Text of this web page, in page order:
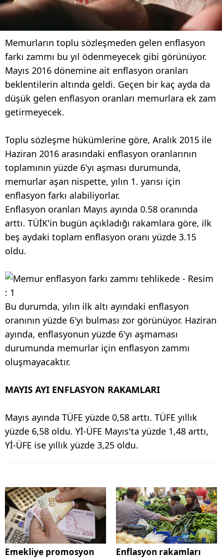
Memurların toplu sözleşmeden gelen enflasyon
farkı zammı bu yıl ödenmeyecek gibi görünüyor.
Mayıs 2016 dönemine ait enflasyon oranları
beklentilerin altında geldi. Geçen bir kaç ayda da
düşük gelen enflasyon oranları memurlara ek zam
getirmeyecek.
Toplu sözleşme hükümlerine göre, Aralık 2015 ile
Haziran 2016 arasındaki enflasyon oranlarının
toplamının yüzde 6'yı aşması durumunda,
memurlar aşan nispette, yılın 1. yarısı için
enflasyon farkı alabiliyorlar.
Enflasyon oranları Mayıs ayında 0.58 oranında
arttı. TÜİK'in bugün açıkladığı rakamlara göre, ilk
beş aydaki toplam enflasyon oranı yüzde 3.15
oldu.
Bu durumda, yılın ilk altı ayındaki enflasyon
oranının yüzde 6'yı bulması zor görünüyor. Haziran
ayında, enflasyonun yüzde 6'yı aşmaması
durumunda memurlar için enflasyon zammı
oluşmayacaktır.
MAYIS AYI ENFLASYON RAKAMLARI
Mayıs ayında TÜFE yüzde 0,58 arttı. TÜFE yıllık
yüzde 6,58 oldu. Yİ-ÜFE Mayıs'ta yüzde 1,48 arttı,
Yİ-ÜFE ise yıllık yüzde 3,25 oldu.
Emekliye promosyon Enflasyon rakamları